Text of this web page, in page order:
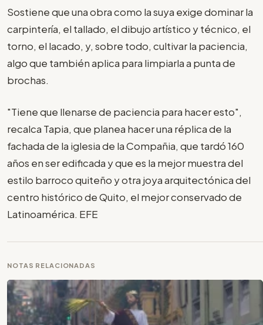
Sostiene que una obra como la suya exige dominar la
carpintería, el tallado, el dibujo artístico y técnico, el
torno, el lacado, y, sobre todo, cultivar la paciencia,
algo que también aplica para limpiarla a punta de
brochas.
"Tiene que llenarse de paciencia para hacer esto",
recalca Tapia, que planea hacer una réplica de la
fachada de la iglesia de la Compañia, que tardó 160
años en ser edificada y que es la mejor muestra del
estilo barroco quiteño y otra joya arquitectónica del
centro histórico de Quito, el mejor conservado de
Latinoamérica. EFE
NOTAS RELACIONADAS